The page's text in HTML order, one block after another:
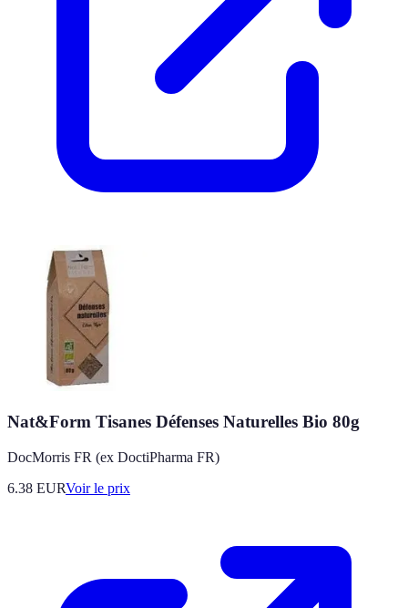
Nat&Form Tisanes Défenses Naturelles Bio 80g
DocMorris FR (ex DoctiPharma FR)
6.38 EURVoir le prix